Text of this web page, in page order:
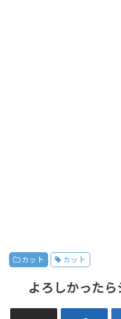
カット カット
よろしかったら